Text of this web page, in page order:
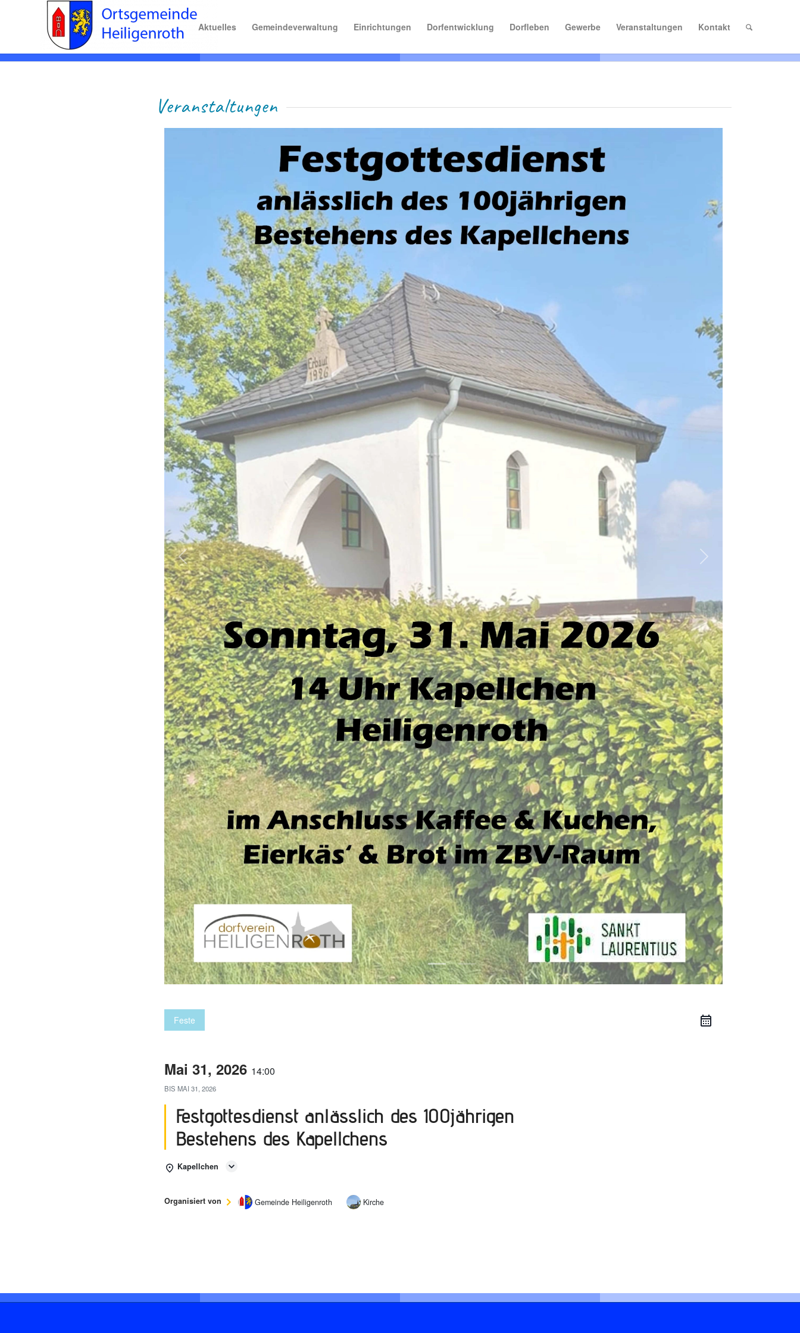
Aktuelles Gemeindeverwaltung Einrichtungen Dorfentwicklung Dorfleben Gewerbe Veranstaltungen Kontakt
Ver­anstaltungen
Feste
Mai 31, 2026 14:00
BIS MAI 31, 2026
Festgottesdienst anlässlich des 100jährigen
Bestehens des Kapellchens
Kapellchen
Organisiert von Gemeinde Heiligenroth Kirche